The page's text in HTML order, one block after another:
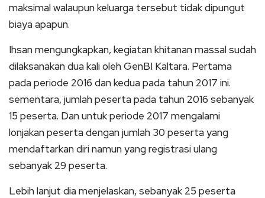
maksimal walaupun keluarga tersebut tidak dipungut
biaya apapun.
Ihsan mengungkapkan, kegiatan khitanan massal sudah
dilaksanakan dua kali oleh GenBI Kaltara. Pertama
pada periode 2016 dan kedua pada tahun 2017 ini.
sementara, jumlah peserta pada tahun 2016 sebanyak
15 peserta. Dan untuk periode 2017 mengalami
lonjakan peserta dengan jumlah 30 peserta yang
mendaftarkan diri namun yang registrasi ulang
sebanyak 29 peserta.
Lebih lanjut dia menjelaskan, sebanyak 25 peserta